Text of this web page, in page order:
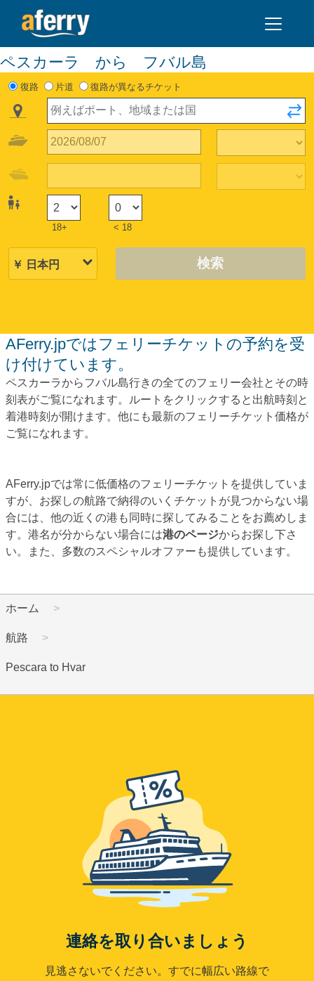
ペスカーラ から フバル島
復路 片道 復路が異なるチケット
18+ < 18
検索
AFerry.jpではフェリーチケットの予約を受
け付けています。
ペスカーラからフバル島行きの全てのフェリー会社とその時
刻表がご覧になれます。ルートをクリックすると出航時刻と
着港時刻が開けます。他にも最新のフェリーチケット価格が
ご覧になれます。
AFerry.jpでは常に低価格のフェリーチケットを提供していま
すが、お探しの航路で納得のいくチケットが見つからない場
合には、他の近くの港も同時に探してみることをお薦めしま
す。港名が分からない場合には港のページからお探し下さ
い。また、多数のスペシャルオファーも提供しています。
ホーム
航路
Pescara to Hvar
連絡を取り合いましょう
見逃さないでください。すでに幅広い路線で